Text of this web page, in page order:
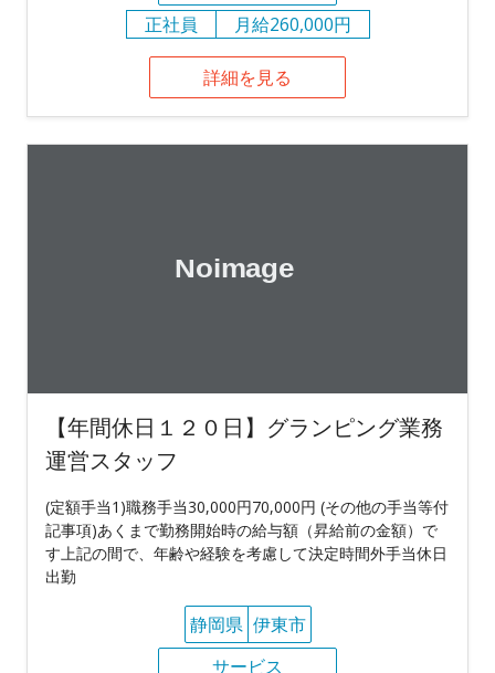
正社員
月給260,000円
詳細を見る
【年間休日１２０日】グランピング業務
運営スタッフ
(定額手当1)職務手当30,000円70,000円 (その他の手当等付
記事項)あくまで勤務開始時の給与額（昇給前の金額）で
す上記の間で、年齢や経験を考慮して決定時間外手当休日
出勤
静岡県 伊東市
サービス